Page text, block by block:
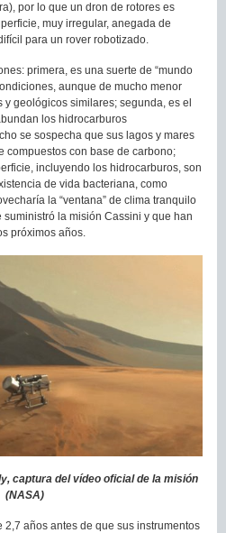
por lo que un dron de rotores es
muy irregular, anegada de
para un rover robotizado.
primera, es una suerte de “mundo
aunque de mucho menor
geológicos similares; segunda, es el
los hidrocarburos
se sospecha que sus lagos y mares
compuestos con base de carbono;
incluyendo los hidrocarburos, son
de vida bacteriana, como
la “ventana” de clima tranquilo
la misión Cassini y que han
próximos años.
captura del vídeo oficial de la misión
(NASA)
años antes de que sus instrumentos